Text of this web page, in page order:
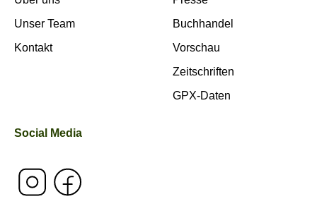
Unser Team
Kontakt
Buchhandel
Vorschau
Zeitschriften
GPX-Daten
Social Media